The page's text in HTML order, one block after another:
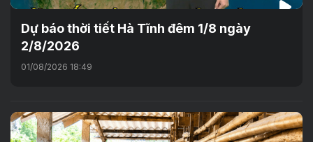
Dự báo thời tiết Hà Tĩnh đêm 1/8 ngày
2/8/2026
01/08/2026 18:49